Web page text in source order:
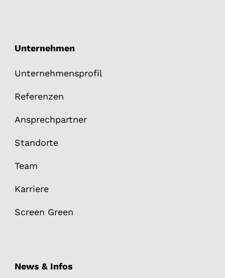
Unternehmen
Unternehmensprofil
Referenzen
Ansprechpartner
Standorte
Team
Karriere
Screen Green
News & Infos